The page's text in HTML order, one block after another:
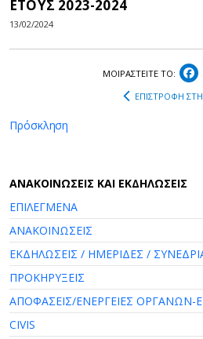
ΕΤΟΥΣ 2023-2024
13/02/2024
ΜΟΙΡΑΣΤEIΤΕ ΤΟ:
ΕΠΙΣΤΡΟΦΗ ΣΤΗ
Πρόσκληση
AΝΑΚΟΙΝΩΣΕΙΣ ΚΑΙ ΕΚΔΗΛΩΣΕΙΣ
ΕΠΙΛΕΓΜΕΝΑ
ΑΝΑΚΟΙΝΩΣΕΙΣ
ΕΚΔΗΛΩΣΕΙΣ / ΗΜΕΡΙΔΕΣ /
ΠΡΟΚΗΡΥΞΕΙΣ
ΑΠΟΦΑΣΕΙΣ/ΕΝΕΡΓΕΙΕΣ ΟΡΓΑΝΩΝ-
CIVIS